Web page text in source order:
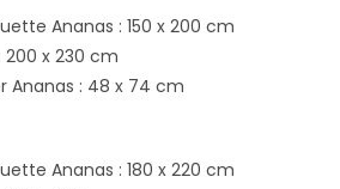
Ananas : 150 x 200 cm
200 x 230 cm
Ananas : 48 x 74 cm
Ananas : 180 x 220 cm